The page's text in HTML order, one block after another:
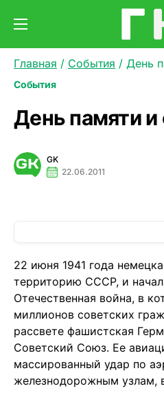
Главная / События / День
События
День памяти и
GK
22.06.2011
22 июня 1941 года
территорию СССР, и
Отечественная война, в
миллионов советских
рассвете фашистская
Советский Союз. Ее
массированный удар по
железнодорожным узлам,